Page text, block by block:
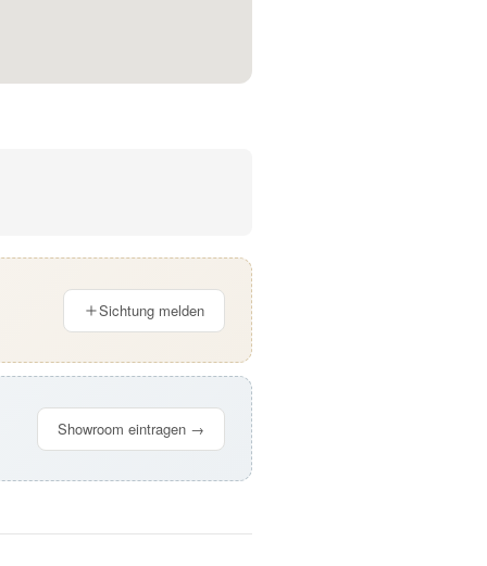
Sichtung melden
Showroom eintragen →